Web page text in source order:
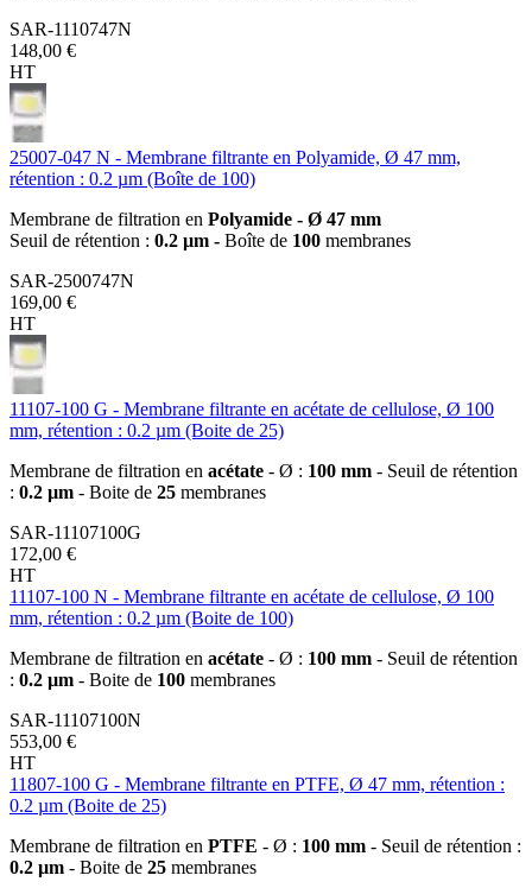
SAR-1110747N
148,00 €
HT
25007-047 N - Membrane filtrante en Polyamide, Ø 47 mm,
rétention : 0.2 µm (Boîte de 100)
Membrane de filtration en Polyamide - Ø 47 mm
Seuil de rétention : 0.2 µm - Boîte de 100 membranes
SAR-2500747N
169,00 €
HT
11107-100 G - Membrane filtrante en acétate de cellulose, Ø 100
mm, rétention : 0.2 µm (Boite de 25)
Membrane de filtration en acétate - Ø : 100 mm - Seuil de rétention
: 0.2 µm - Boite de 25 membranes
SAR-11107100G
172,00 €
HT
11107-100 N - Membrane filtrante en acétate de cellulose, Ø 100
mm, rétention : 0.2 µm (Boite de 100)
Membrane de filtration en acétate - Ø : 100 mm - Seuil de rétention
: 0.2 µm - Boite de 100 membranes
SAR-11107100N
553,00 €
HT
11807-100 G - Membrane filtrante en PTFE, Ø 47 mm, rétention :
0.2 µm (Boite de 25)
Membrane de filtration en PTFE - Ø : 100 mm - Seuil de rétention :
0.2 µm - Boite de 25 membranes